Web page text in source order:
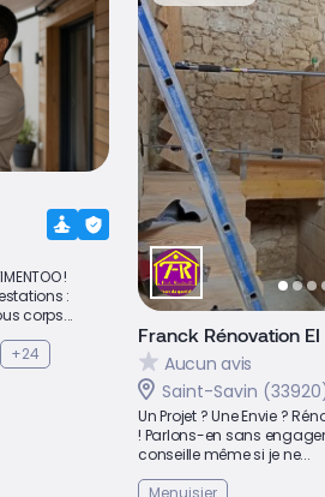
!
:
corps...
+24
Franck Rénovation EI
Aucun avis
Saint-Savin
Un Projet ? Une Envie ?
! Parlons-en sans
conseille même si je ne...
Menuisier